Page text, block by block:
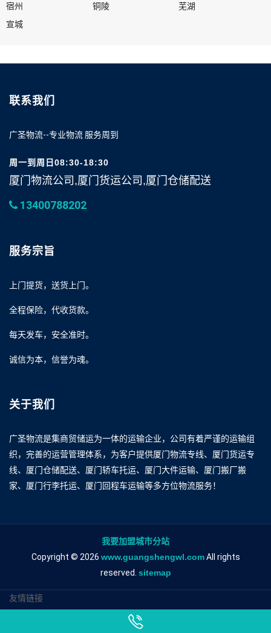
宿州
铜陵
芜湖
宣城
联系我们
广圣物流--专业物流 服务周到
周一到周日08:30-18:30
厦门物流公司,厦门货运公司,厦门仓储配送
13400788202
服务宗旨
上门提货，送货上门。
全程保险，代收货款。
每天发车，安全准时。
诚信为本，信誉为魂。
关于我们
广圣物流是集商贸储运为一体的运输企业，公司有着严谨的运输组
织，完善的运营管理体系，为客户提供厦门物流专线、厦门货运专
线、厦门仓储配送、厦门轿车托运、厦门大件运输、厦门搬厂搬
家、厦门行李托运、厦门回程车运输等多方位物流服务！
我要加盟城市分站
Copyright © 2026 www.guangshengwl.comAll rights
reserved. sitemap
友情链接
厦门到凉山物流公司